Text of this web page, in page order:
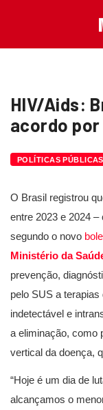
HIV/Aids:
acordo por
POLÍTICAS PÚBLICAS
O Brasil registrou
entre 2023 e 2024
segundo o novo
Ministério da
prevenção,
pelo SUS a
indetectável e
a eliminação, como
vertical da doença,
“Hoje é um dia de
alcançamos o